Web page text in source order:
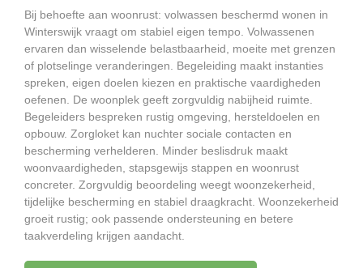
Bij behoefte aan woonrust: volwassen beschermd wonen in
Winterswijk vraagt om stabiel eigen tempo. Volwassenen
ervaren dan wisselende belastbaarheid, moeite met grenzen
of plotselinge veranderingen. Begeleiding maakt instanties
spreken, eigen doelen kiezen en praktische vaardigheden
oefenen. De woonplek geeft zorgvuldig nabijheid ruimte.
Begeleiders bespreken rustig omgeving, hersteldoelen en
opbouw. Zorgloket kan nuchter sociale contacten en
bescherming verhelderen. Minder beslisdruk maakt
woonvaardigheden, stapsgewijs stappen en woonrust
concreter. Zorgvuldig beoordeling weegt woonzekerheid,
tijdelijke bescherming en stabiel draagkracht. Woonzekerheid
groeit rustig; ook passende ondersteuning en betere
taakverdeling krijgen aandacht.